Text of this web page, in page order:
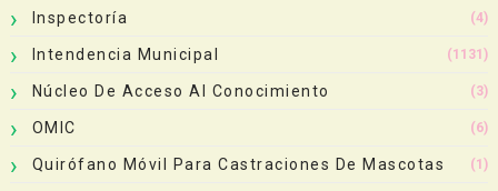
Inspectoría (4)
Intendencia Municipal (1131)
Núcleo De Acceso Al Conocimiento (3)
OMIC (6)
Quirófano Móvil Para Castraciones De Mascotas (1)